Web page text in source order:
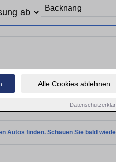
Alle Cookies ablehnen
Sie in Backnang Ihren
Type Gebrauchtwagen? Entdecken
Preisklassen von privat
Autos finden. Schauen Sie bald